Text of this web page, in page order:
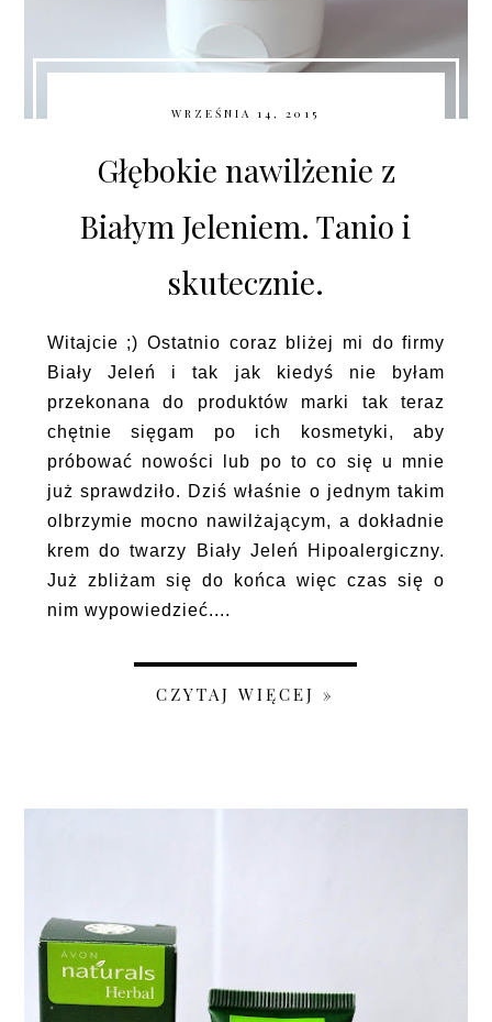
WRZEŚNIA 14, 2015
Głębokie nawilżenie z
Białym Jeleniem. Tanio i
skutecznie.
Witajcie ;) Ostatnio coraz bliżej mi do firmy
Biały Jeleń i tak jak kiedyś nie byłam
przekonana do produktów marki tak teraz
chętnie sięgam po ich kosmetyki, aby
próbować nowości lub po to co się u mnie
już sprawdziło. Dziś właśnie o jednym takim
olbrzymie mocno nawilżającym, a dokładnie
krem do twarzy Biały Jeleń Hipoalergiczny.
Już zbliżam się do końca więc czas się o
nim wypowiedzieć....
CZYTAJ WIĘCEJ »